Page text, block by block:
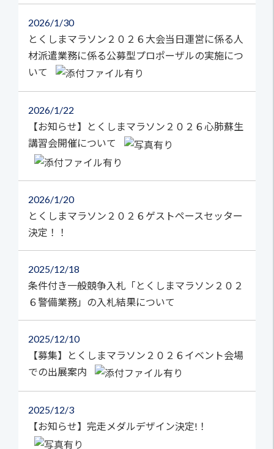
2026 1/30
とくしまマラソン２０２６大会当日運営に係る人
材派遣業務に係る公募型プロポーザルの実施につ
いて
2026 1/22
【お知らせ】とくしまマラソン２０２６心肺蘇生
講習会開催について
2026 1/20
とくしまマラソン２０２６ゲストペースセッター
決定！！
2025 12/18
条件付き一般競争入札「とくしまマラソン２０２
６警備業務」の入札結果について
2025 12/10
【募集】とくしまマラソン２０２６イベント会場
での出展案内
2025 12/3
【お知らせ】完走メダルデザイン決定!！